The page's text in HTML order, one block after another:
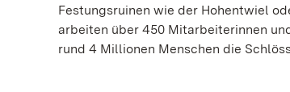
Festungsruinen wie der Hohentwiel
arbeiten über 450 Mitarbeiterinnen
rund 4 Millionen Menschen die